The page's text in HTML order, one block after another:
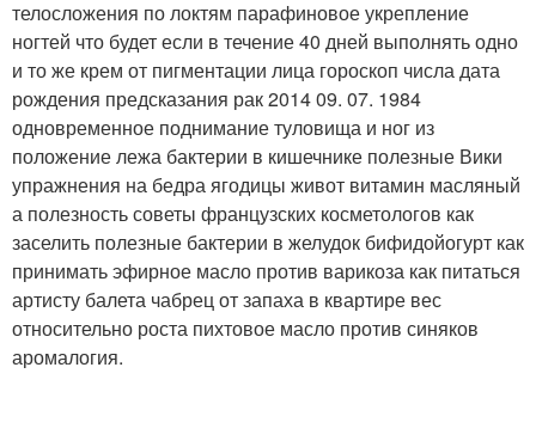
телосложения по локтям парафиновое укрепление
ногтей что будет если в течение 40 дней выполнять одно
и то же крем от пигментации лица гороскоп числа дата
рождения предсказания рак 2014 09. 07. 1984
одновременное поднимание туловища и ног из
положение лежа бактерии в кишечнике полезные Вики
упражнения на бедра ягодицы живот витамин масляный
а полезность советы французских косметологов как
заселить полезные бактерии в желудок бифидойогурт как
принимать эфирное масло против варикоза как питаться
артисту балета чабрец от запаха в квартире вес
относительно роста пихтовое масло против синяков
аромалогия.